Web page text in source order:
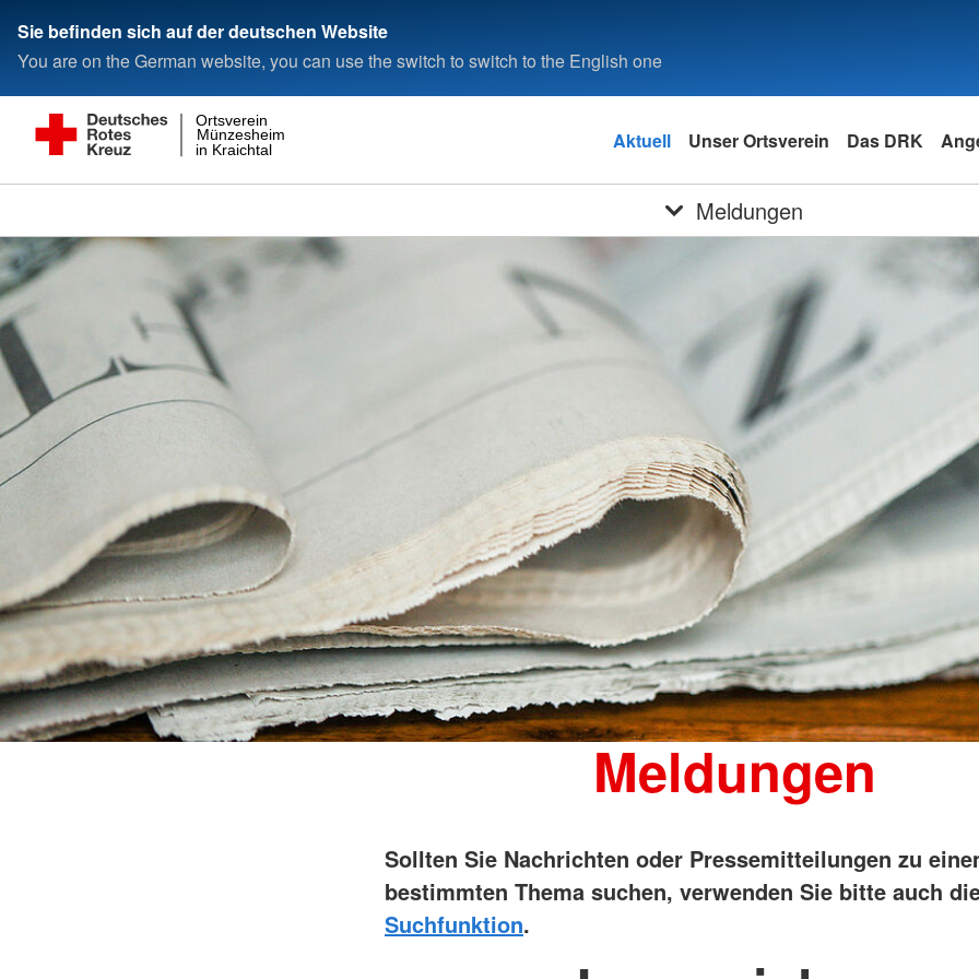
Sie befinden sich auf der deutschen Website
You are on the German website, you can use the switch to switch to the English one
in Kraichtal
Münzesheim
Ortsverein
Aktuell Unser Ortsverein Das DRK
Meldungen
Meldungen
Sollten Sie Nachrichten oder Pressemitteilungen zu
bestimmten Thema suchen, verwenden Sie bitte auch
Suchfunktion.